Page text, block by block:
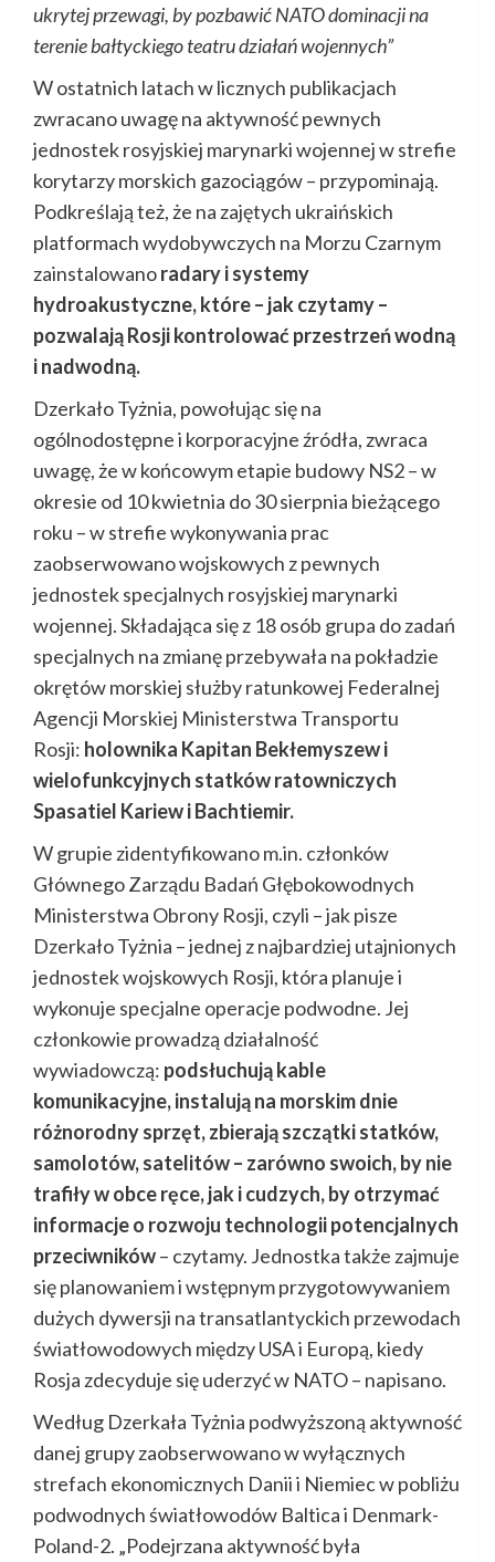
ukrytej przewagi, by pozbawić NATO dominacji na
terenie bałtyckiego teatru działań wojennych”
W ostatnich latach w licznych publikacjach
zwracano uwagę na aktywność pewnych
jednostek rosyjskiej marynarki wojennej w strefie
korytarzy morskich gazociągów – przypominają.
Podkreślają też, że na zajętych ukraińskich
platformach wydobywczych na Morzu Czarnym
zainstalowanoradary i systemy
hydroakustyczne, które – jak czytamy –
pozwalają Rosji kontrolować przestrzeń wodną
i nadwodną.
Dzerkało Tyżnia, powołując się na
ogólnodostępne i korporacyjne źródła, zwraca
uwagę, że w końcowym etapie budowy NS2 – w
okresie od 10 kwietnia do 30 sierpnia bieżącego
roku – w strefie wykonywania prac
zaobserwowano wojskowych z pewnych
jednostek specjalnych rosyjskiej marynarki
wojennej. Składająca się z 18 osób grupa do zadań
specjalnych na zmianę przebywała na pokładzie
okrętów morskiej służby ratunkowej Federalnej
Agencji Morskiej Ministerstwa Transportu
Rosji: holownika Kapitan Bekłemyszew i
wielofunkcyjnych statków ratowniczych
Spasatiel Kariew i Bachtiemir.
W grupie zidentyfikowano m.in. członków
Głównego Zarządu Badań Głębokowodnych
Ministerstwa Obrony Rosji, czyli – jak pisze
Dzerkało Tyżnia – jednej z najbardziej utajnionych
jednostek wojskowych Rosji, która planuje i
wykonuje specjalne operacje podwodne. Jej
członkowie prowadzą działalność
wywiadowczą: podsłuchują kable
komunikacyjne, instalują na morskim dnie
różnorodny sprzęt, zbierają szczątki statków,
samolotów, satelitów – zarówno swoich, by nie
trafiły w obce ręce, jak i cudzych, by otrzymać
informacje o rozwoju technologii potencjalnych
przeciwników– czytamy. Jednostka także zajmuje
się planowaniem i wstępnym przygotowywaniem
dużych dywersji na transatlantyckich przewodach
światłowodowych między USA i Europą, kiedy
Rosja zdecyduje się uderzyć w NATO – napisano.
Według Dzerkała Tyżnia podwyższoną aktywność
danej grupy zaobserwowano w wyłącznych
strefach ekonomicznych Danii i Niemiec w pobliżu
podwodnych światłowodów Baltica i Denmark-
Poland-2. „Podejrzana aktywność była